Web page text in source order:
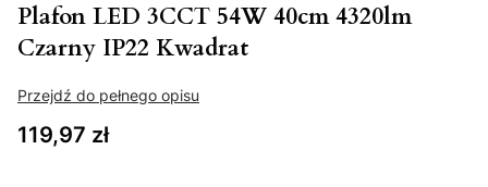
Plafon LED 3CCT 54W 40cm 4320lm
Czarny IP22 Kwadrat
Przejdź do pełnego opisu
Cena
119,97 zł